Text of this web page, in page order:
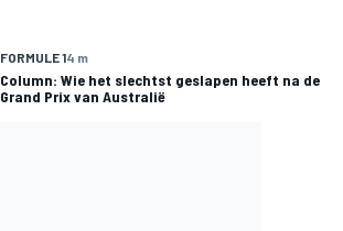
FORMULE 14 m
Column: Wie het slechtst geslapen heeft na de
Grand Prix van Australië